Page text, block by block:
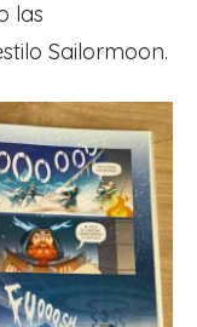
las
Sailormoon.